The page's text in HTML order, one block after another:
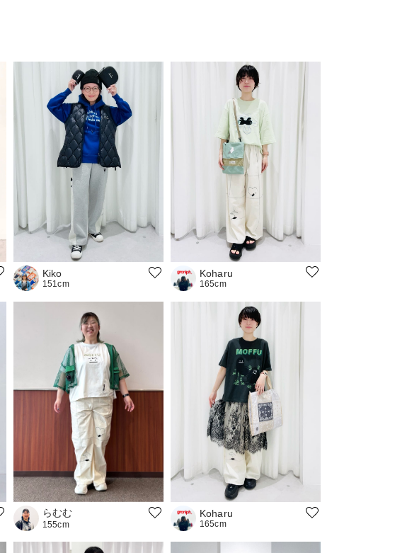
Kiko
151cm
Koharu
165cm
らむむ
155cm
Koharu
165cm